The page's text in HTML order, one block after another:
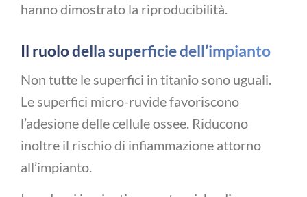
hanno dimostrato la riproducibilità.
Il ruolo della superficie dell’impianto
Non tutte le superfici in titanio sono uguali.
Le superfici micro-ruvide favoriscono
l’adesione delle cellule ossee. Riducono
inoltre il rischio di infiammazione attorno
all’impianto.